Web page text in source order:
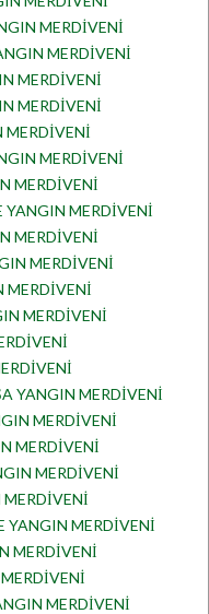
MERDİVENİ
MERDİVENİ
MERDİVENİ
MERDİVENİ
MERDİVENİ
MERDİVENİ
MERDİVENİ
YANGIN MERDİVENİ
MERDİVENİ
MERDİVENİ
MERDİVENİ
MERDİVENİ
YANGIN MERDİVENİ
MERDİVENİ
MERDİVENİ
MERDİVENİ
YANGIN MERDİVENİ
MERDİVENİ
MERDİVENİ